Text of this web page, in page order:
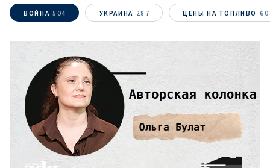
ВОЙНА 504 УКРАИНА 287 ЦЕНЫ НА ТОПЛИВО 60